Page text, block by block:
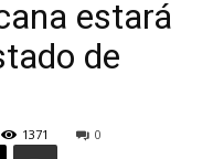
estará
de
1371 0